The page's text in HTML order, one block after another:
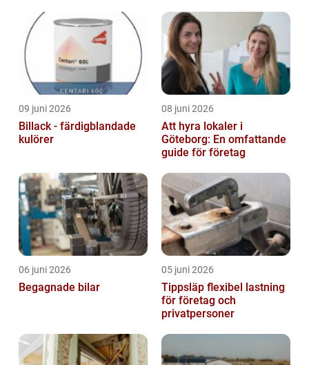
09 juni 2026
Billack - färdigblandade
kulörer
08 juni 2026
Att hyra lokaler i
Göteborg: En omfattande
guide för företag
06 juni 2026
Begagnade bilar
05 juni 2026
Tippsläp flexibel lastning
för företag och
privatpersoner